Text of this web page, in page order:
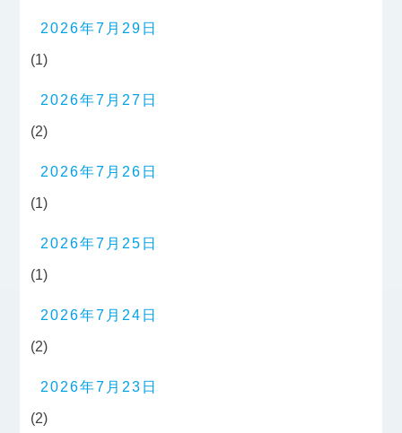
2026年7月29日
(1)
2026年7月27日
(2)
2026年7月26日
(1)
2026年7月25日
(1)
2026年7月24日
(2)
2026年7月23日
(2)